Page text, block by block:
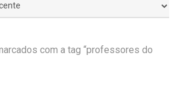
com a tag “professores do